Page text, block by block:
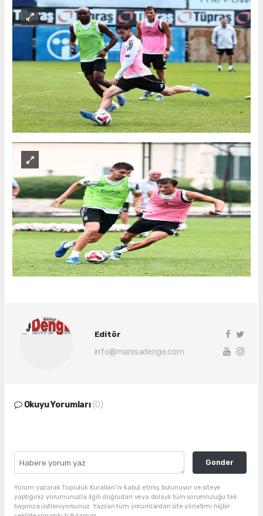
Editör
info@manisadenge.com
Okuyu Yorumları (0)
Gonder
Yorum yazarak Topluluk Kuralları’nı kabul etmiş bulunuyor ve siteye
yaptığınız yorumunuzla ilgili doğrudan veya dolaylı tüm sorumluluğu tek
başınıza üstleniyorsunuz. Yazılan tüm yorumlardan site yönetimi hiçbir